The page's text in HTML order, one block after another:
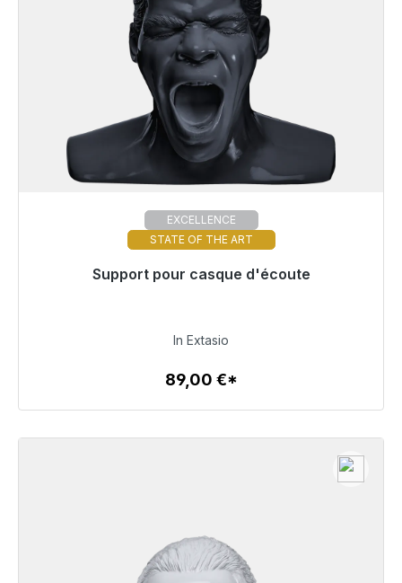
EXCELLENCE
STATE OF THE ART
Support pour casque d'écoute
Prêt à être expédié, délai de livraison 48h*
Détails
In Extasio
89,00 €*